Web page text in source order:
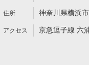
神奈川県横浜
京急逗子線 六